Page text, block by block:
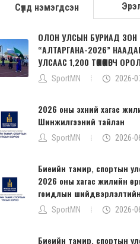
Сүүлд нэмэгдсэн
ОЛОН УЛСЫН БУРИАД
“АЛТАРГАНА-2026”
УЛСААС 1,200 ТӨЛӨӨЛӨГЧ
SportMN 2026-
2026 оны эхний хагас
Шинжилгээний тайлан
SportMN 2026-
Биеийн тамир, спортын
2026 оны хагас жилийн
гомдлын
SportMN 2026-
Биеийн тамир, спортын